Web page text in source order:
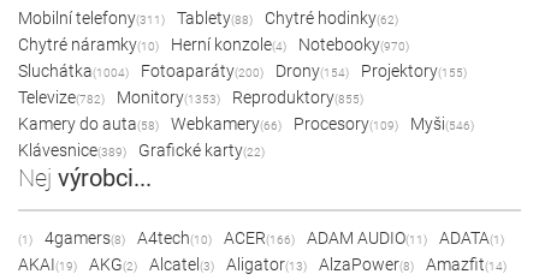
Mobilní telefony(311) Tablety(88) Chytré hodinky(62)
Chytré náramky(10) Herní konzole(4) Notebooky(970)
Sluchátka(1004) Fotoaparáty(200) Drony(154) Projektory(155)
Televize(782) Monitory(1353) Reproduktory(855)
Kamery do auta(58) Webkamery(66) Procesory(109) Myši(546)
Klávesnice(389) Grafické karty(22)
Nej výrobci...
(1) 4gamers(8) A4tech(10) ACER(166) ADAM AUDIO(11) ADATA(1)
AKAI(19) AKG(2) Alcatel (3) Aligator(13) AlzaPower(8) Amazfit(14)